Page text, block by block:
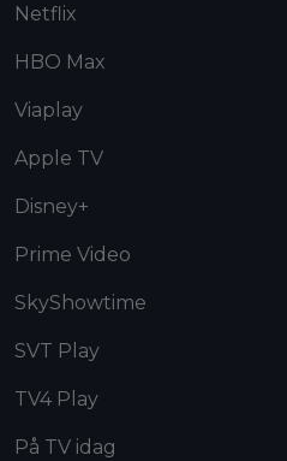
Netflix
HBO Max
Viaplay
Apple TV
Disney+
Prime Video
SkyShowtime
SVT Play
TV4 Play
På TV idag